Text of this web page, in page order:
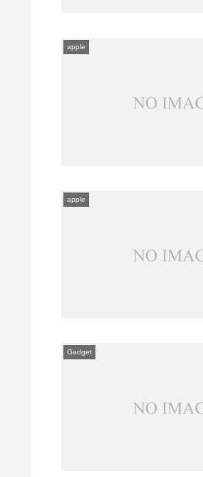
apple
apple
Gadget